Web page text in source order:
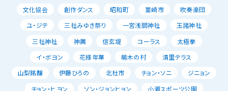
文化協会
創作ダンス 昭和町 韮崎市
吹奏楽団
ユ・ジテ
三社みゆき祭り 一宮浅間神社
玉諸神社
三社神社
神輿 信玄堤 コーラス
太極拳
イ・ボヨン
花様年華 萌木の村
清里テラス
山梨銘醸
伊藤ひろの 北杜市 チョン・ソニ
ジニョン
チョン・ヒヨン
ソン・ジョンヒョン 小瀬スポーツ公園